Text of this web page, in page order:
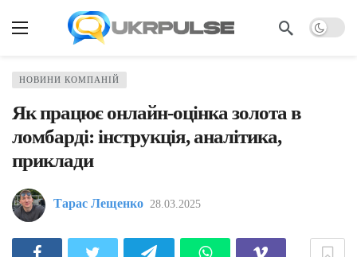
НОВИНИ КОМПАНІЙ
Як працює онлайн-оцінка золота в
ломбарді: інструкція, аналітика,
приклади
Тарас Лещенко 28.03.2025